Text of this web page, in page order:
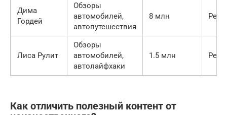
Дима
Гордей
Обзоры
автомобилей,
автопутешествия
8 млн
Лиса Рулит
Обзоры
автомобилей,
автолайфхаки
1.5 млн
Как отличить полезный контент от